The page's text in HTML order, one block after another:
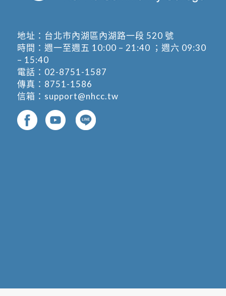
地址： 台北市內湖區內湖路一段 520 號
時間：週一至週五 10:00 – 21:40 ；週六 09:30
– 15:40
電話： 02-8751-1587
傳真：8751-1586
信箱： support@nhcc.tw